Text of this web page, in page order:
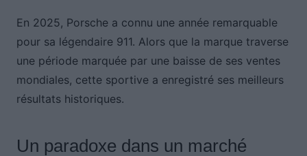
En 2025, Porsche a connu une année remarquable
pour sa légendaire 911. Alors que la marque traverse
une période marquée par une baisse de ses ventes
mondiales, cette sportive a enregistré ses meilleurs
résultats historiques.
Un paradoxe dans un marché